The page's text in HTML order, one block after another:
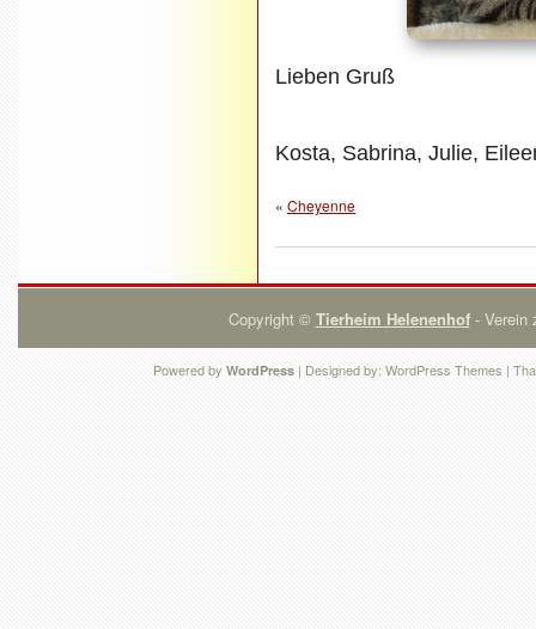
Lieben Gruß
Kosta, Sabrina, Julie,
« Cheyenne
Copyright © Tierheim Helenenhof- Verein
Powered by WordPress | Designed by:WordPress Themes |